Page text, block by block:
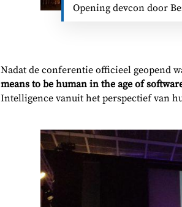
Opening devcon door
Nadat de conferentie officieel geopend
means to be human in the age of
Intelligence vanuit het perspectief van